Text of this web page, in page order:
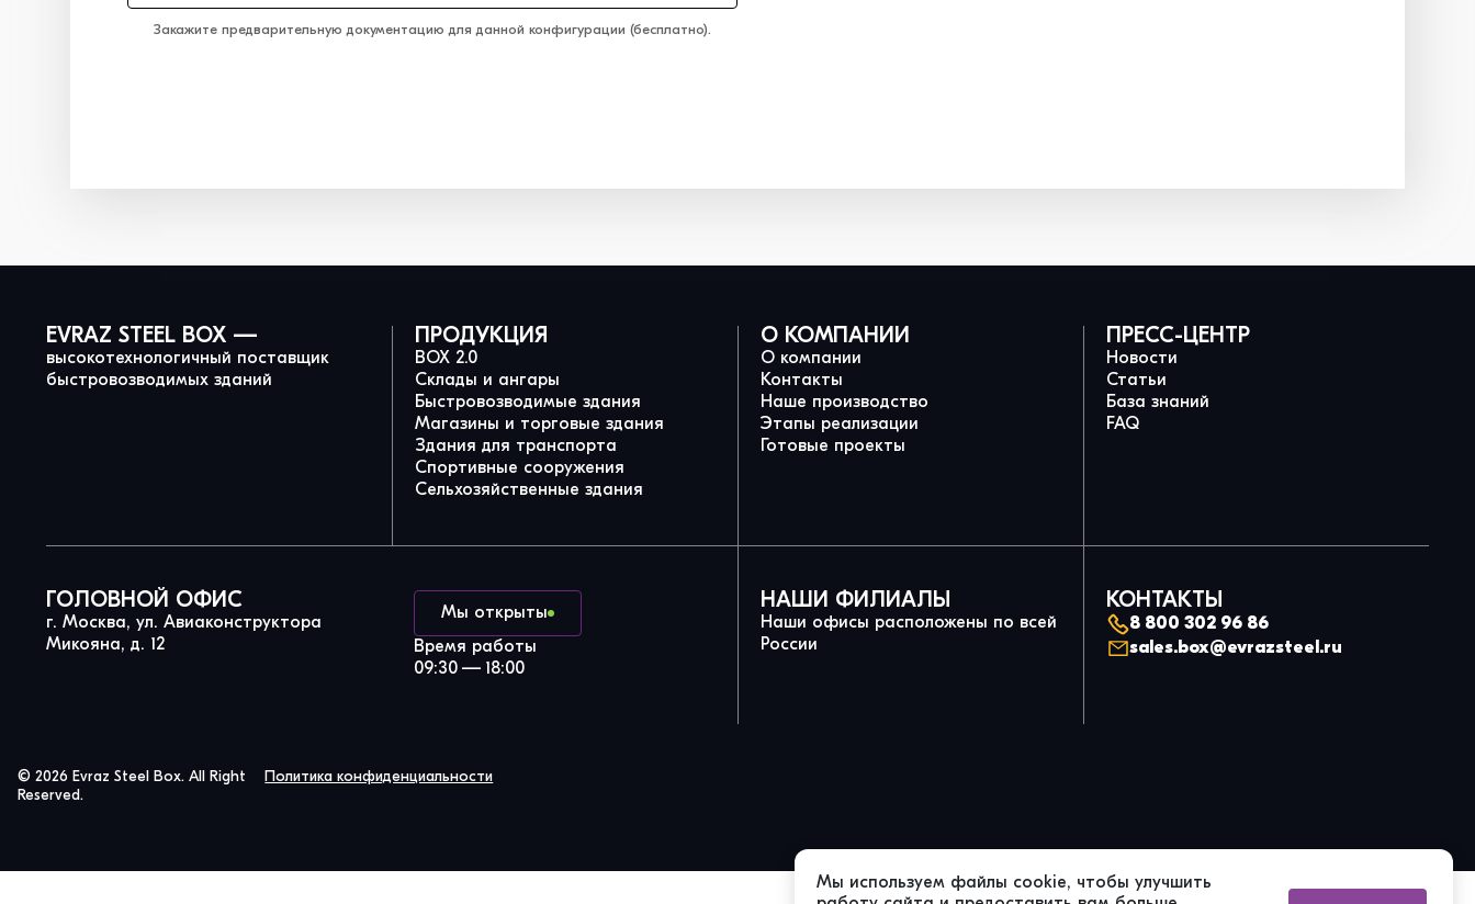
Мы используем файлы cookie, чтобы улучшить
Закажите предварительную документацию для данной конфигурации (бесплатно).
EVRAZ STEEL BOX —
высокотехнологичный поставщик
быстровозводимых зданий
ПРОДУКЦИЯ
BOX 2.0
Склады и ангары
Быстровозводимые здания
Магазины и торговые здания
Здания для транспорта
Спортивные сооружения
Сельхозяйственные здания
О КОМПАНИИ
О компании
Контакты
Наше производство
Этапы реализации
Готовые проекты
ПРЕСС-ЦЕНТР
Новости
Статьи
База знаний
FAQ
ГОЛОВНОЙ ОФИС
г. Москва, ул. Авиаконструктора
Микояна, д. 12
Мы открыты
Время работы
09:30 — 18:00
НАШИ ФИЛИАЛЫ
Наши офисы расположены по всей
России
КОНТАКТЫ
8 800 302 96 86
sales.box@evrazsteel.ru
© 2026 Evraz Steel Box. All Right
Reserved.
Политика конфиденциальности